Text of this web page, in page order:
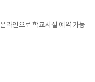
라인으로 학교시설 예약 가능